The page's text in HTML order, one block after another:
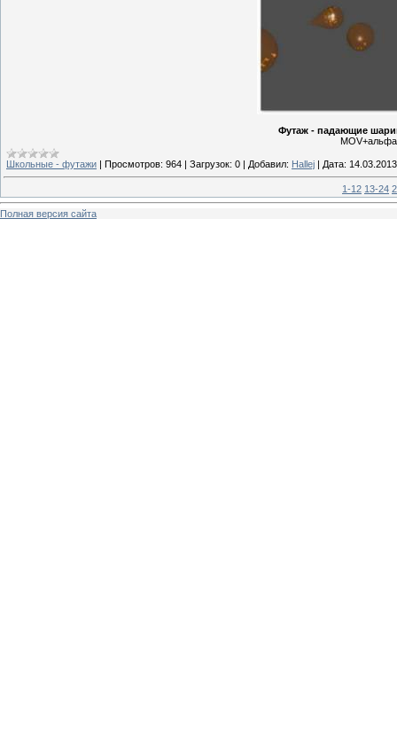
Футаж - падающие
Школьные - футажи | Просмотров: 964 | Загрузок: 0 | Добавил: Hallej | Дата: 14.03.2013
1-12 13-24
Полная версия сайта